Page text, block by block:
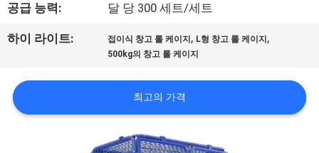
어
질
공급 능력: 달 당 300 세트/세트
하이 라이트: 접이식 창고 롤 케이지 , L형 창고 롤 케이지 ,
500kg의 창고 롤 케이지
최고의 가격